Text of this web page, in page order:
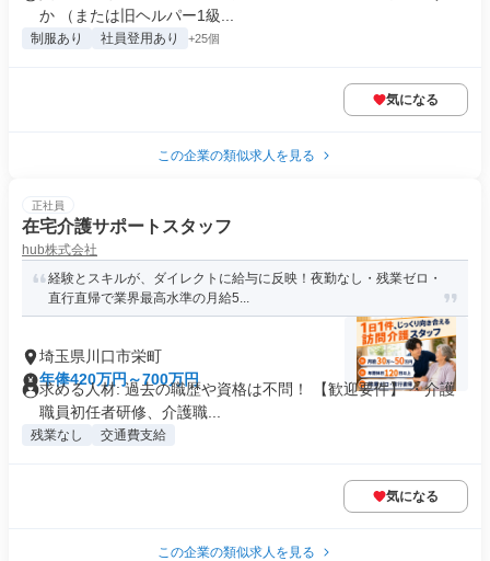
か （または旧ヘルパー1級...
制服あり 社員登用あり +25個
気になる
この企業の類似求人を見る
正社員
在宅介護サポートスタッフ
hub株式会社
経験とスキルが、ダイレクトに給与に反映！夜勤なし・残業ゼロ・
直行直帰で業界最高水準の月給5...
埼玉県川口市栄町
年俸420万円～700万円
求める人材: 過去の職歴や資格は不問！ 【歓迎要件】 ・介護
職員初任者研修、介護職...
残業なし 交通費支給
気になる
この企業の類似求人を見る